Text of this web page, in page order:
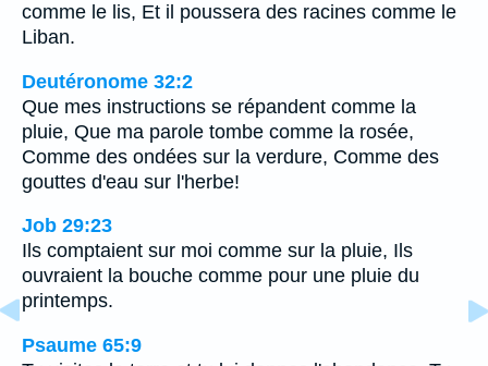
comme le lis, Et il poussera des racines comme le
Liban.
Deutéronome 32:2
Que mes instructions se répandent comme la
pluie, Que ma parole tombe comme la rosée,
Comme des ondées sur la verdure, Comme des
gouttes d'eau sur l'herbe!
Job 29:23
Ils comptaient sur moi comme sur la pluie, Ils
ouvraient la bouche comme pour une pluie du
printemps.
Psaume 65:9